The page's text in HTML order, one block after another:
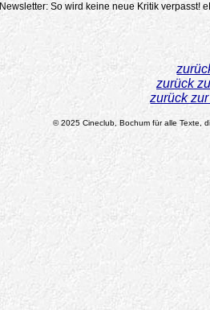
Newsletter: So wird keine neue Kritik verpasst!
zurück
zurück
© 2025 Cineclub, Bochum für alle Texte,